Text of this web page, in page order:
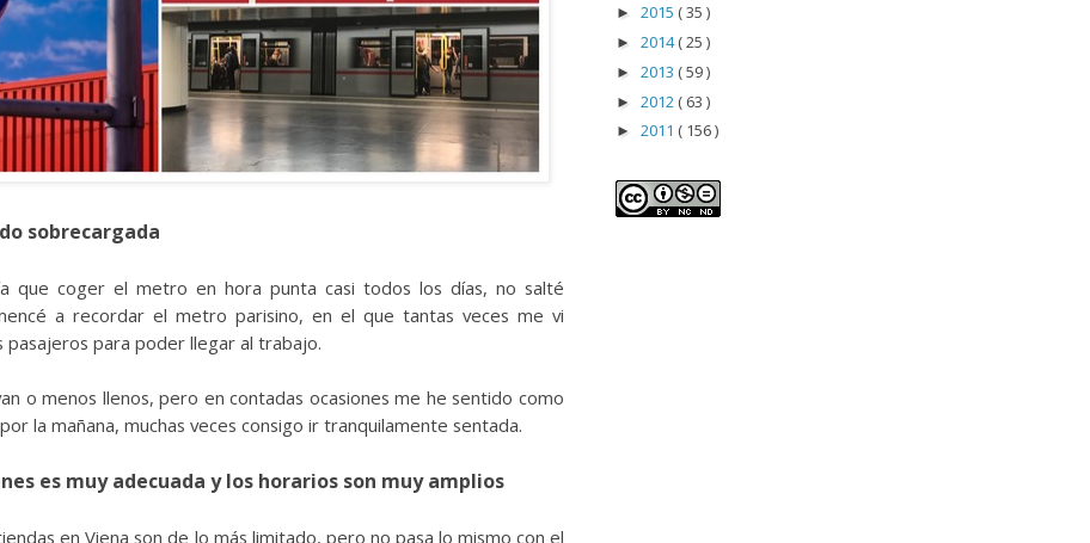
sobrecargada
que coger el metro en hora punta casi todos los días, no salté
a recordar el metro parisino, en el que tantas veces me vi
para poder llegar al trabajo.
o menos llenos, pero en contadas ocasiones me he sentido como
la mañana, muchas veces consigo ir tranquilamente sentada.
es muy adecuada y los horarios son muy amplios
en Viena son de lo más limitado, pero no pasa lo mismo con el
► 2015 ( 35 )
► 2014( 25 )
► 2013 ( 59 )
► 2012 ( 63 )
► 2011 ( 156 )